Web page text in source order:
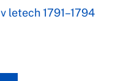
v letech 1791–1794